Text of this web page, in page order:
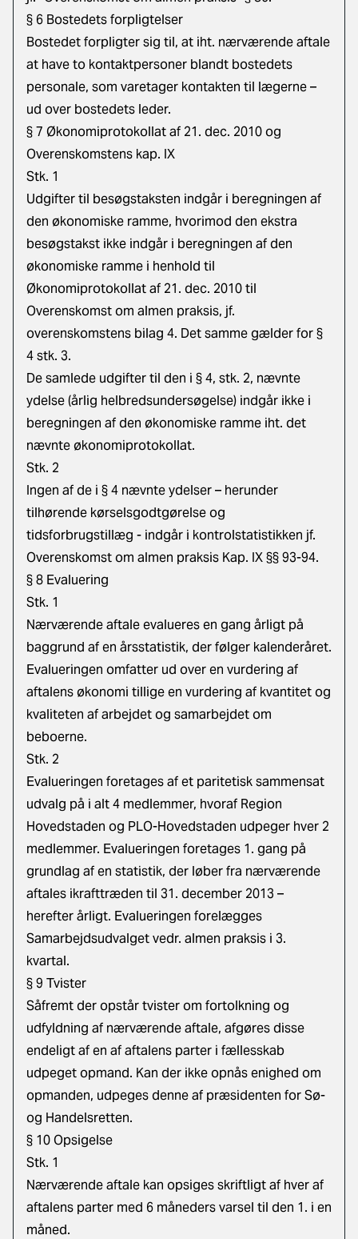
§ 6 Bostedets forpligtelser
Bostedet forpligter sig til, at iht. nærværende aftale
at have to kontaktpersoner blandt bostedets
personale, som varetager kontakten til lægerne –
ud over bostedets leder.
§ 7 Økonomiprotokollat af 21. dec. 2010 og
Overenskomstens kap. IX
Stk. 1
Udgifter til besøgstaksten indgår i beregningen af
den økonomiske ramme, hvorimod den ekstra
besøgstakst ikke indgår i beregningen af den
økonomiske ramme i henhold til
Økonomiprotokollat af 21. dec. 2010 til
Overenskomst om almen praksis, jf.
overenskomstens bilag 4. Det samme gælder for §
4 stk. 3.
De samlede udgifter til den i § 4, stk. 2, nævnte
ydelse (årlig helbredsundersøgelse) indgår ikke i
beregningen af den økonomiske ramme iht. det
nævnte økonomiprotokollat.
Stk. 2
Ingen af de i § 4 nævnte ydelser – herunder
tilhørende kørselsgodtgørelse og
tidsforbrugstillæg - indgår i kontrolstatistikken jf.
Overenskomst om almen praksis Kap. IX §§ 93-94.
§ 8 Evaluering
Stk. 1
Nærværende aftale evalueres en gang årligt på
baggrund af en årsstatistik, der følger kalenderåret.
Evalueringen omfatter ud over en vurdering af
aftalens økonomi tillige en vurdering af kvantitet og
kvaliteten af arbejdet og samarbejdet om
beboerne.
Stk. 2
Evalueringen foretages af et paritetisk sammensat
udvalg på i alt 4 medlemmer, hvoraf Region
Hovedstaden og PLO-Hovedstaden udpeger hver 2
medlemmer. Evalueringen foretages 1. gang på
grundlag af en statistik, der løber fra nærværende
aftales ikrafttræden til 31. december 2013 –
herefter årligt. Evalueringen forelægges
Samarbejdsudvalget vedr. almen praksis i 3.
kvartal.
§ 9 Tvister
Såfremt der opstår tvister om fortolkning og
udfyldning af nærværende aftale, afgøres disse
endeligt af en af aftalens parter i fællesskab
udpeget opmand. Kan der ikke opnås enighed om
opmanden, udpeges denne af præsidenten for Sø-
og Handelsretten.
§ 10 Opsigelse
Stk. 1
Nærværende aftale kan opsiges skriftligt af hver af
aftalens parter med 6 måneders varsel til den 1. i en
måned.